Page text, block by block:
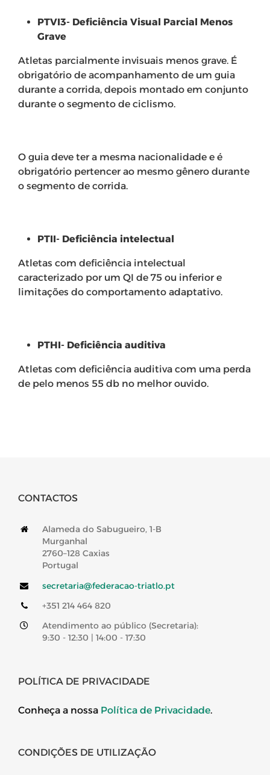
PTVI3- Deficiência Visual Parcial Menos
Grave
Atletas parcialmente invisuais menos grave. É
obrigatório de acompanhamento de um guia
durante a corrida, depois montado em conjunto
durante o segmento de ciclismo.
O guia deve ter a mesma nacionalidade e é
obrigatório pertencer ao mesmo gênero durante
o segmento de corrida.
PTII- Deficiência intelectual
Atletas com deficiência intelectual
caracterizado por um QI de 75 ou inferior e
limitações do comportamento adaptativo.
PTHI- Deficiência auditiva
Atletas com deficiência auditiva com uma perda
de pelo menos 55 db no melhor ouvido.
CONTACTOS
Alameda do Sabugueiro, 1-B
Murganhal
2760–128 Caxias
Portugal
secretaria@federacao-triatlo.pt
+351 214 464 820
Atendimento ao público (Secretaria):
9:30 - 12:30 | 14:00 - 17:30
POLÍTICA DE PRIVACIDADE
Conheça a nossa Política de Privacidade.
CONDIÇÕES DE UTILIZAÇÃO